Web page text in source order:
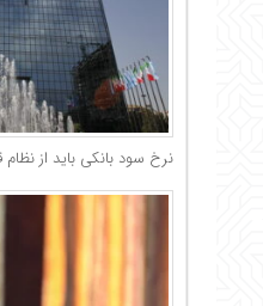
نرخ سود بانکی باید از